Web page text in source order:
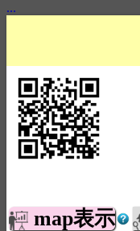
...
map表示